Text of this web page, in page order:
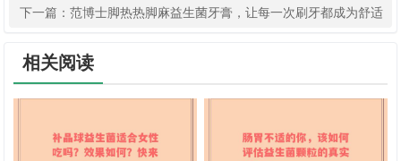
下一篇： 范博士脚热热脚麻益生菌牙膏，让每一次刷牙都成为舒适
相关阅读